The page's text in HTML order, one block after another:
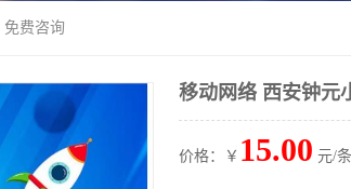
费咨询
移动网络 西安钟元
价格：￥ 15.00 元/